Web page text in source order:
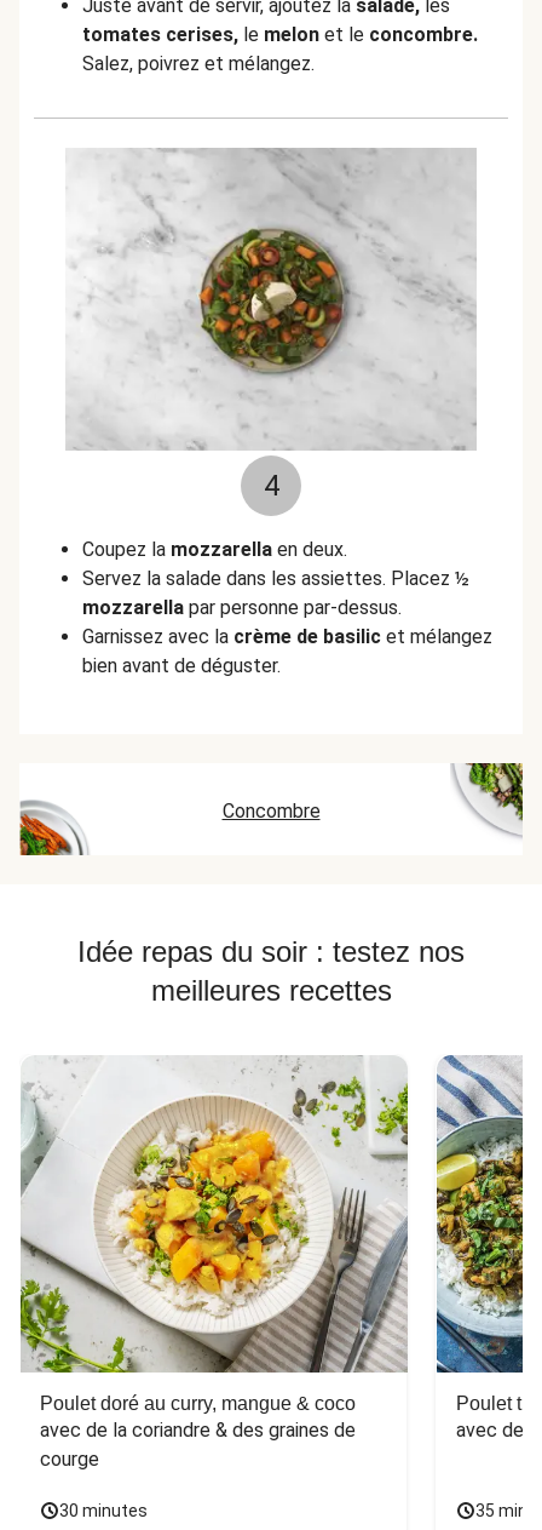
Juste avant de servir, ajoutez la salade, les
tomates cerises, le melon et le concombre.
Salez, poivrez et mélangez.
4
Coupez la mozzarella en deux.
Servez la salade dans les assiettes. Placez ½
mozzarella par personne par-dessus.
Garnissez avec la crème de basilic et mélangez
bien avant de déguster.
Concombre
Idée repas du soir : testez nos
meilleures recettes
Poulet doré au curry, mangue & coco
avec de la coriandre & des graines de
courge
30 minutes
Poulet
avec des
35